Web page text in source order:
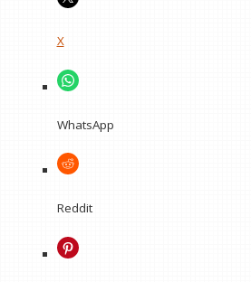
X
WhatsApp
Reddit